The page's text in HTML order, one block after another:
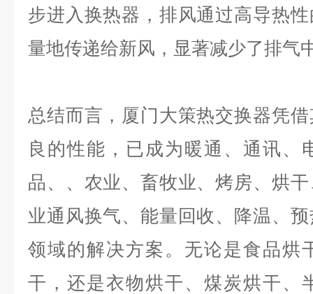
步进入换热器，排风通过高导热
量地传递给新风，显著减少了排气
总结而言，厦门大策热交换器凭
良的性能，已成为暖通、通讯、
品、、农业、畜牧业、烤房、烘
业通风换气、能量回收、降温、
领域的解决方案。无论是食品烘
干，还是衣物烘干、煤炭烘干、